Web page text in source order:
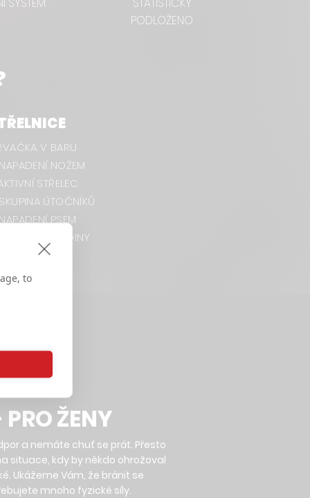
PODLOŽENO
V BARU
NOŽEM
STŘELEC
ÚTOČNÍKŮ
PSEM
RODINY
POMOC
ŽENY
a nemáte chuť se prát. Přesto
situace, kdy by někdo ohrožoval
Ukážeme Vám, že bránit se
mnoho fyzické síly.
to